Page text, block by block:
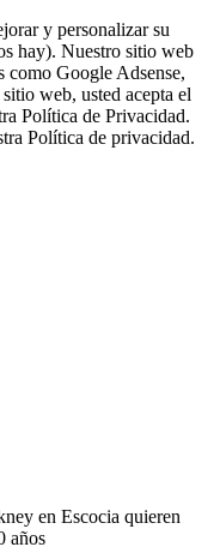
y personalizar su
hay). Nuestro sitio web
como Google Adsense,
web, usted acepta el
Política de Privacidad.
Política de privacidad.
en Escocia quieren
años